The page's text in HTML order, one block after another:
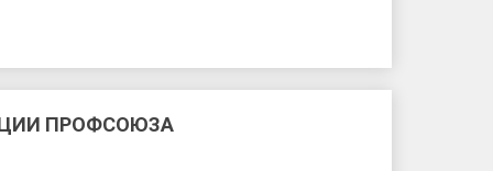
ПРОФСОЮЗА